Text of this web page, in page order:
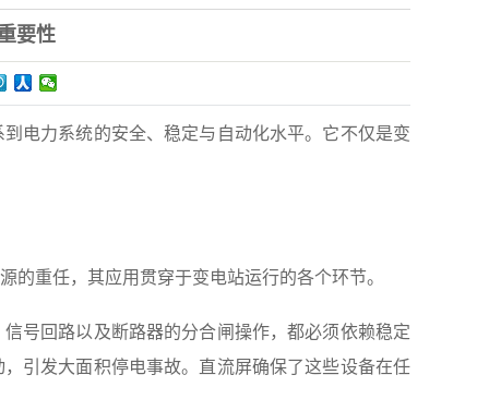
要性
电力系统的安全、稳定与自动化水平。它不仅是变
重任，其应用贯穿于变电站运行的各个环节。
回路以及断路器的分合闸操作，都必须依赖稳定
引发大面积停电事故。直流屏确保了这些设备在任